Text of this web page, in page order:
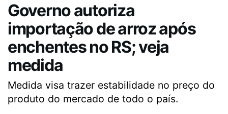
Governo autoriza
importação de arroz após
enchentes no RS; veja
medida
Medida visa trazer estabilidade no preço do
produto do mercado de todo o país.